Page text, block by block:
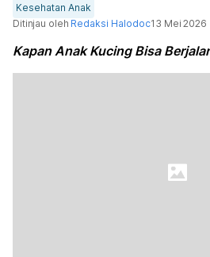
Kesehatan Anak
Ditinjau oleh Redaksi Halodoc13 Mei 2026
Kapan Anak Kucing Bisa